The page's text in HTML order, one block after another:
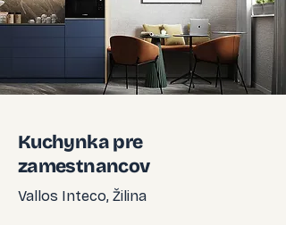
Kuchynka pre
zamestnancov
Vallos Inteco, Žilina